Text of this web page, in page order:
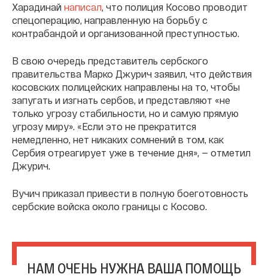
Харадинай написал , что полиция Косово проводит
спецоперацию, направленную на борьбу с
контрабандой и организованной преступностью.
В свою очередь представитель сербского
правительства Марко Джурич заявил, что действия
косовских полицейских направлены на то, чтобы
запугать и изгнать сербов, и представляют «не
только угрозу стабильности, но и самую прямую
угрозу миру». «Если это не прекратится
немедленно, нет никаких сомнений в том, как
Сербия отреагирует уже в течение дня», — отметил
Джурич.
Вучич приказал привести в полную боеготовность
сербские войска около границы с Косово.
НАМ ОЧЕНЬ НУЖНА ВАША ПОМОЩЬ